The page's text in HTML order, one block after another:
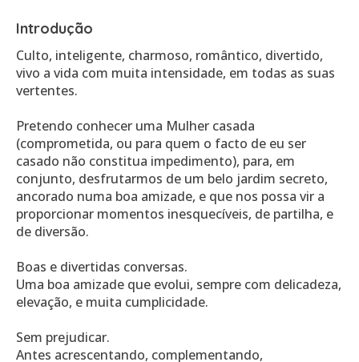
Introdução
Culto, inteligente, charmoso, romântico, divertido,
vivo a vida com muita intensidade, em todas as suas
vertentes.
Pretendo conhecer uma Mulher casada
(comprometida, ou para quem o facto de eu ser
casado não constitua impedimento), para, em
conjunto, desfrutarmos de um belo jardim secreto,
ancorado numa boa amizade, e que nos possa vir a
proporcionar momentos inesquecíveis, de partilha, e
de diversão.
Boas e divertidas conversas.
Uma boa amizade que evolui, sempre com delicadeza,
elevação, e muita cumplicidade.
Sem prejudicar.
Antes acrescentando, complementando,